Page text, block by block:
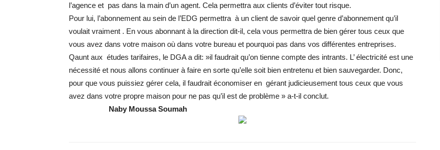
l’agence et pas dans la main d’un agent. Cela permettra aux clients d’éviter tout risque.
Pour lui, l’abonnement au sein de l’EDG permettra à un client de savoir quel genre d’abonnement qu’il
voulait vraiment . En vous abonnant à la direction dit-il, cela vous permettra de bien gérer tous ceux que
vous avez dans votre maison où dans votre bureau et pourquoi pas dans vos différentes entreprises.
Qaunt aux études tarifaires, le DGA a dit: »il faudrait qu’on tienne compte des intrants. L’ électricité est une
nécessité et nous allons continuer à faire en sorte qu’elle soit bien entretenu et bien sauvegarder. Donc,
pour que vous puissiez gérer cela, il faudrait économiser en gérant judicieusement tous ceux que vous
avez dans votre propre maison pour ne pas qu’il est de problème » a-t-il conclut.
Naby Moussa Soumah